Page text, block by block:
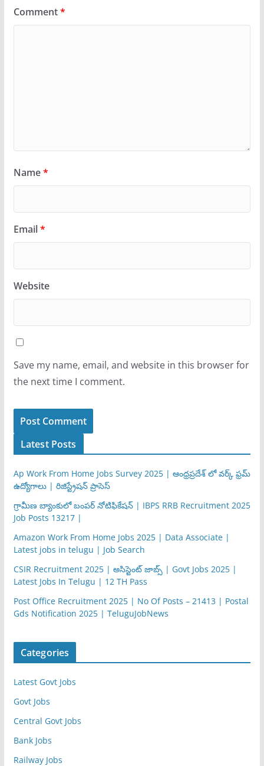
Comment*
Name*
Email*
Website
Save my name, email, and website in this browser for
the next time I comment.
Latest Posts
Ap Work From Home Jobs Survey 2025 | ఆంధ్రప్రదేశ్ లో వర్క్ ఫ్రమ్
ఉద్యోగాలు | రిజిస్ట్రేషన్ ప్రాసెస్
గ్రామీణ బ్యాంకులో బంపర్ నోటిఫికేషన్ | IBPS RRB Recruitment 2025
Job Posts 13217 |
Amazon Work From Home Jobs 2025 | Data Associate |
Latest jobs in telugu | Job Search
CSIR Recruitment 2025 | అసిస్టెంట్ జాబ్స్ | Govt Jobs 2025 |
Latest Jobs In Telugu | 12 TH Pass
Post Office Recruitment 2025 | No Of Posts – 21413 | Postal
Gds Notification 2025 | TeluguJobNews
Categories
Latest Govt Jobs
Govt Jobs
Central Govt Jobs
Bank Jobs
Railway Jobs